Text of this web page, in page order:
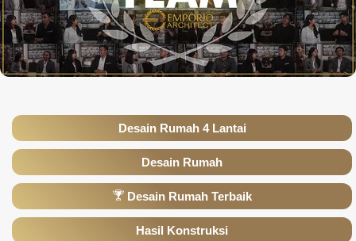
Desain Rumah 4 Lantai
Desain Rumah
Desain Rumah Terbaik
Hasil Konstruksi